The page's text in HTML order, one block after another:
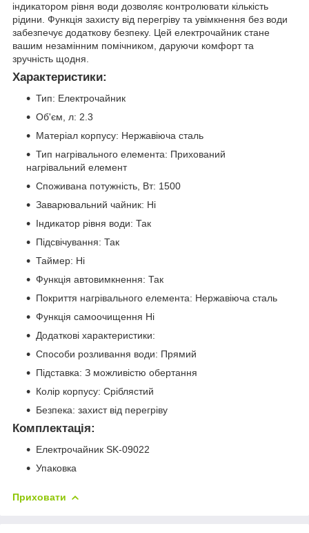
індикатором рівня води дозволяє контролювати кількість
рідини. Функція захисту від перегріву та увімкнення без води
забезпечує додаткову безпеку. Цей електрочайник стане
вашим незамінним помічником, даруючи комфорт та
зручність щодня.
Характеристики:
Тип: Електрочайник
Об'єм, л: 2.3
Матеріал корпусу: Нержавіюча сталь
Тип нагрівального елемента: Прихований
нагрівальний елемент
Споживана потужність, Вт: 1500
Заварювальний чайник: Ні
Індикатор рівня води: Так
Підсвічування: Так
Таймер: Ні
Функція автовимкнення: Так
Покриття нагрівального елемента: Нержавіюча сталь
Функція самоочищення Ні
Додаткові характеристики:
Способи розливання води: Прямий
Підставка: З можливістю обертання
Колір корпусу: Сріблястий
Безпека: захист від перегріву
Комплектація:
Електрочайник SK-09022
Упаковка
Приховати